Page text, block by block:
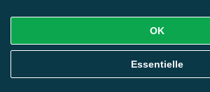
Online Essen Bestellen
OK
Essentielle